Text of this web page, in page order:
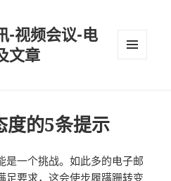
-视频会议-电
文章
度的5条提示
是一个挑战。如此多的电子邮
足要求，这会使步履蹒跚转变